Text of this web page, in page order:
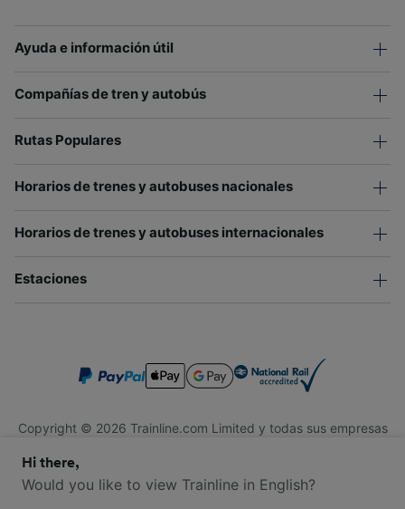
Ayuda e información útil
Compañías de tren y autobús
Rutas Populares
Horarios de trenes y autobuses nacionales
Horarios de trenes y autobuses internacionales
Estaciones
Copyright © 2026 Trainline.com Limited y todas sus empresas
Trainline.com Limited está registrada en Inglaterra y Gales.
Compañía No. 3846791. Dirección: 1 Stonecutter St, Londres
Hi there,
Would you like to view Trainline in English?